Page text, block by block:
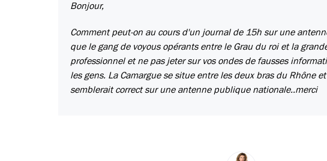
Bonjour,
Comment peut-on au cours d'un journal de 15h sur une
que le gang de voyous opérants entre le Grau du roi et la
professionnel et ne pas jeter sur vos ondes de fausses
les gens. La Camargue se situe entre les deux bras du Rhône
semblerait correct sur une antenne publique nationale..merci